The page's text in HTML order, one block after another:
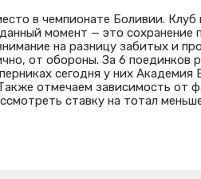
в чемпионате Боливии. Клуб
момент — это сохранение
на разницу забитых и
от обороны. За 6 поединков
сегодня у них Академия
отмечаем зависимость от
ставку на тотал